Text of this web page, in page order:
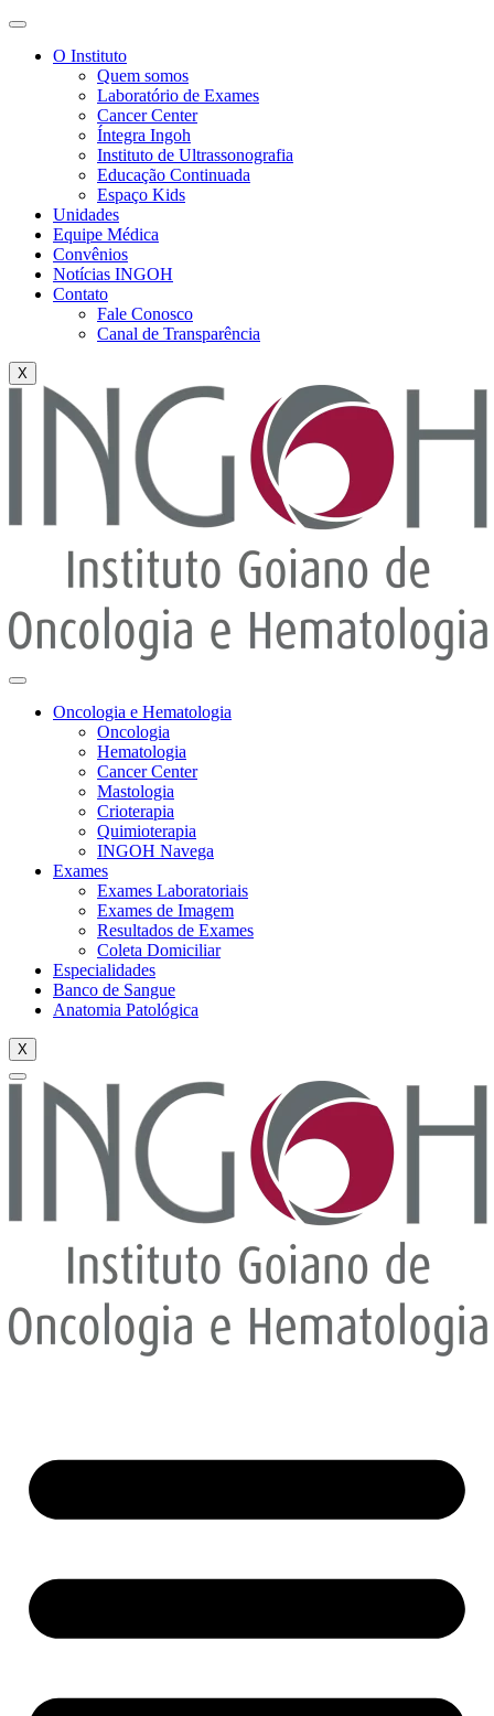
O Instituto
Quem somos
Laboratório de Exames
Cancer Center
Íntegra Ingoh
Instituto de Ultrassonografia
Educação Continuada
Espaço Kids
Unidades
Equipe Médica
Convênios
Notícias INGOH
Contato
Fale Conosco
Canal de Transparência
X
Oncologia e Hematologia
Oncologia
Hematologia
Cancer Center
Mastologia
Crioterapia
Quimioterapia
INGOH Navega
Exames
Exames Laboratoriais
Exames de Imagem
Resultados de Exames
Coleta Domiciliar
Especialidades
Banco de Sangue
Anatomia Patológica
X